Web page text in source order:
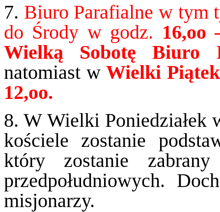
7. Biuro Parafialne w tym
do Środy w godz. 16,oo
Wielką Sobotę Biuro
natomiast wWielki
12,oo.
8. W Wielki Poniedziałek
kościele zostanie
który zostanie
przedpołudniowych.
misjonarzy.